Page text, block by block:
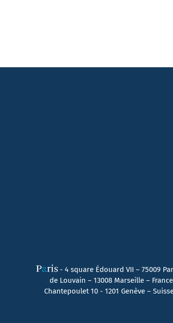
- 4 square Édouard VII – 75009
de Louvain – 13008 Marseille –
Chantepoulet 10 - 1201 Genève –